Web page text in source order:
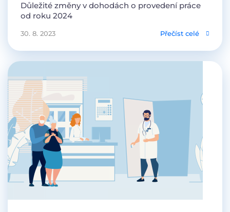
Důležité změny v dohodách o provedení práce
od roku 2024
30. 8. 2023 Přečíst celé